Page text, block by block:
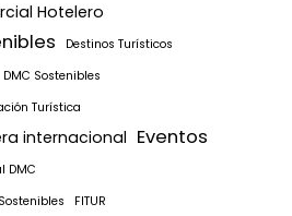
Hotelero
Destinos Turísticos
DMC Sostenibles
Turística
internacional Eventos
DMC
FITUR